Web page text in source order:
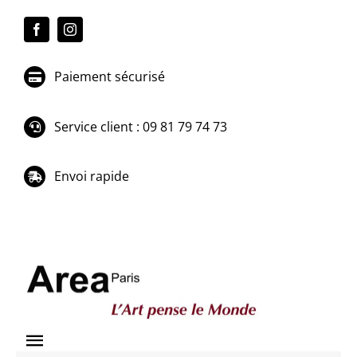
Paiement sécurisé
Service client : 09 81 79 74 73
Envoi rapide